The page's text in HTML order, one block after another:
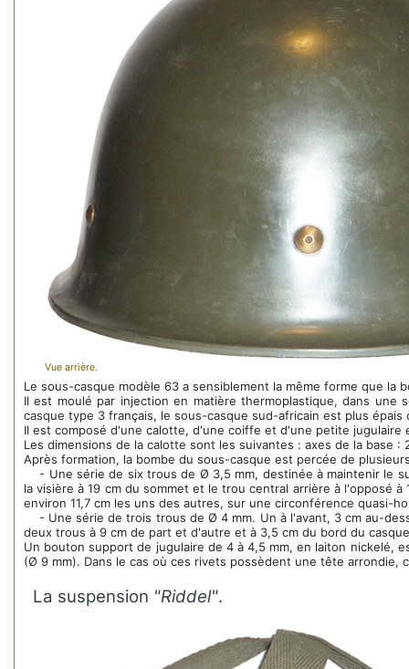
Vue arrière.
Le sous-casque modèle 63 a sensiblement la même forme que
Il est moulé par injection en matière thermoplastique, dans
casque type 3 français, le sous-casque sud-africain est plus
Il est composé d'une calotte, d'une coiffe et d'une petite jugulaire
Les dimensions de la calotte sont les suivantes : axes de la base
Après formation, la bombe du sous-casque est percée de
- Une série de six trous de Ø 3,5 mm, destinée à maintenir le
la visière à 19 cm du sommet et le trou central arrière à l'opposé
environ 11,7 cm les uns des autres, sur une circonférence quasi-
- Une série de trois trous de Ø 4 mm. Un à l'avant, 3 cm au-
deux trous à 9 cm de part et d'autre et à 3,5 cm du bord du
Un bouton support de jugulaire de 4 à 4,5 mm, en laiton nickelé,
(Ø 9 mm). Dans le cas où ces rivets possèdent une tête arrondie,
La suspension "Riddel".